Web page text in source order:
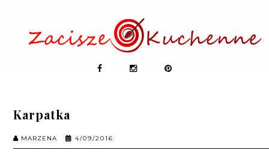
Karpatka
MARZENA 4/09/2016